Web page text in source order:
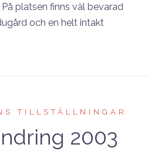
platsen finns väl bevarad
och en helt intakt
TILLSTÄLLNINGAR
2003